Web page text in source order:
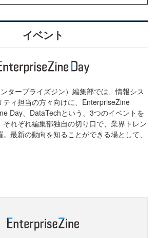
イベント
タープライズジン）編集部では、情報シス
ティ担当の方々向けに、EnterpriseZine
Day、DataTechという、3つのイベントを
それぞれ編集部独自の切り口で、業界トレン
。最新の動向を知ることができる場として、